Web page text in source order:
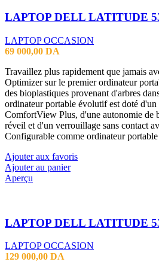
LAPTOP DELL LATITUDE
LAPTOP OCCASION
69 000,00 DA
Travaillez plus rapidement que jamais
Optimizer sur le premier ordinateur
des bioplastiques provenant d'arbres
ordinateur portable évolutif est doté
ComfortView Plus, d'une autonomie de
réveil et d'un verrouillage sans contact
Configurable comme ordinateur
Ajouter aux favoris
Ajouter au panier
Aperçu
LAPTOP OCCASION
129 000,00 DA